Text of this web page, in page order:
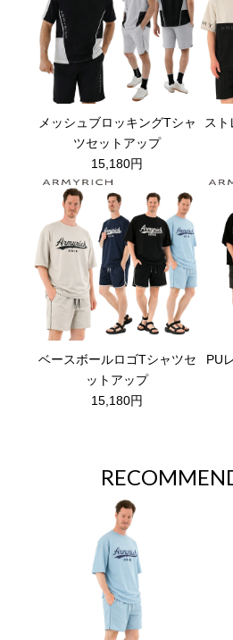
メッシュブロッキングTシャ
ツセットアップ
15,180円
ス
ベースボールロゴTシャツセ
ットアップ
15,180円
PU